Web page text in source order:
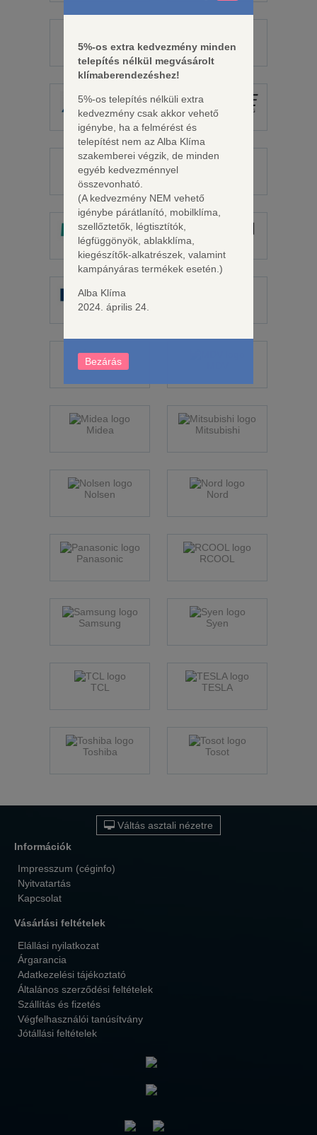
Fisher Fujitsu
Galletti Gree
Haier
Hisense Hitachi
Kaisai
LG
Midea Mitsubishi
Nolsen Nord
Panasonic RCOOL
Samsung Syen
TCL TESLA
Toshiba Tosot
Váltás asztali nézetre
Információk
Impresszum (céginfo)
Nyitvatartás
Kapcsolat
Vásárlási feltételek
Elállási nyilatkozat
Árgarancia
Adatkezelési tájékoztató
Általános szerződési feltételek
Szállítás és fizetés
Végfelhasználói tanúsítvány
Jótállási feltételek
5%-os extra kedvezmény minden
telepítés nélkül megvásárolt
klímaberendezéshez!
5%-os telepítés nélküli extra
kedvezmény csak akkor vehető
igénybe, ha a felmérést és
telepítést nem az Alba Klíma
szakemberei végzik, de minden
egyéb kedvezménnyel
összevonható.
(A kedvezmény NEM vehető
igénybe párátlanító, mobilklíma,
szellőztetők, légtisztítók,
légfüggönyök, ablakklíma,
kiegészítők-alkatrészek, valamint
kampányáras termékek esetén.)
Alba Klíma
2024. április 24.
Bezárás